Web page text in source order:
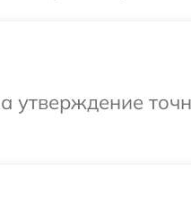
утверждение